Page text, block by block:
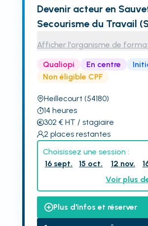
Devenir acteur en
Secourisme du Travail
Afficher l'organisme de
Qualiopi En centre
Non éligible CPF
Heillecourt (54180)
14 heures
302 € HT / stagiaire
2 places restantes
Choisissez une session :
16 sept.
15 oct. 12 nov.
Voir plus
Plus d'infos et réserver